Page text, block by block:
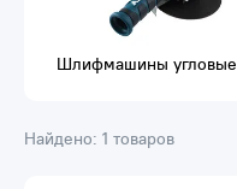
Шлифмашины угловые
Найдено: 1 товаров